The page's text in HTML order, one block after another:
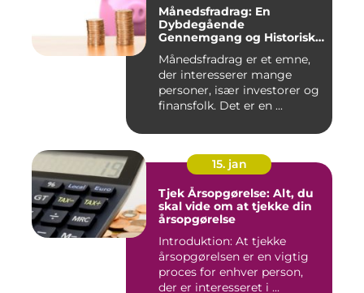
Månedsfradrag: En
Dybdegående
Gennemgang og Historisk
Månedsfradrag er et emne,
der interesserer mange
personer, især investorer og
finansfolk. Det er en ...
15. jan
Tjek Årsopgørelse: Alt, du
skal vide om at tjekke din
årsopgørelse
Introduktion: At tjekke
årsopgørelsen er en vigtig
proces for enhver person,
der er interesseret i ...